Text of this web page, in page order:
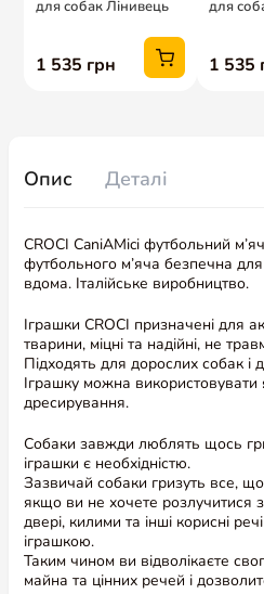
Опис Деталі
CROCI CaniAMici футбольний
футбольного м’яча безпечна
вдома. Італійське виробництво.
Іграшки CROCI призначені для
тварини, міцні та надійні, не
Підходять для дорослих собак і
Іграшку можна використовувати
дресирування.
Собаки завжди люблять щось
іграшки є необхідністю.
Зазвичай собаки гризуть все,
якщо ви не хочете розлучитися
двері, килими та інші корисні
іграшкою.
Таким чином ви відволікаєте
майна та цінних речей і